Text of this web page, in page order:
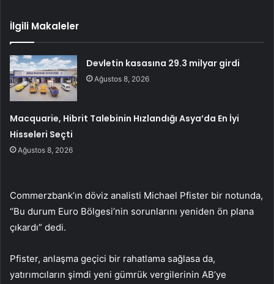
İlgili Makaleler
Devletin kasasına 29.3 milyar girdi
Ağustos 8, 2026
Macquarie, Hibrit Talebinin Hızlandığı Asya’da En İyi
Hisseleri Seçti
Ağustos 8, 2026
Commerzbank’ın döviz analisti Michael Pfister bir notunda,
“Bu durum Euro Bölgesi’nin sorunlarını yeniden ön plana
çıkardı” dedi.
Pfister, anlaşma geçici bir rahatlama sağlasa da,
yatırımcıların şimdi yeni gümrük vergilerinin AB’ye